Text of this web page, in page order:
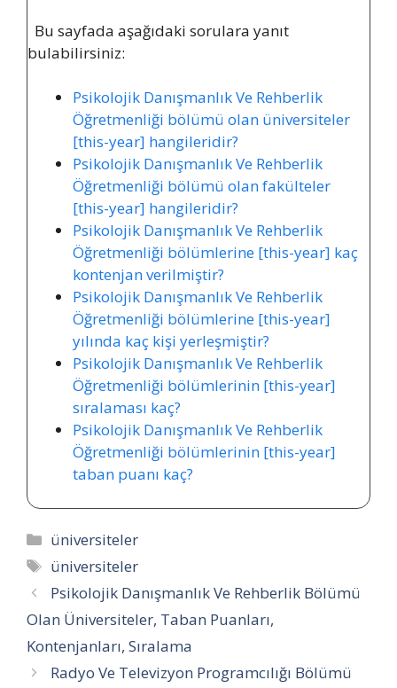
Bu sayfada aşağıdaki sorulara yanıt
bulabilirsiniz:
Psikolojik Danışmanlık Ve Rehberlik
Öğretmenliği bölümü olan üniversiteler
[this-year] hangileridir?
Psikolojik Danışmanlık Ve Rehberlik
Öğretmenliği bölümü olan fakülteler
[this-year] hangileridir?
Psikolojik Danışmanlık Ve Rehberlik
Öğretmenliği bölümlerine [this-year] kaç
kontenjan verilmiştir?
Psikolojik Danışmanlık Ve Rehberlik
Öğretmenliği bölümlerine [this-year]
yılında kaç kişi yerleşmiştir?
Psikolojik Danışmanlık Ve Rehberlik
Öğretmenliği bölümlerinin [this-year]
sıralaması kaç?
Psikolojik Danışmanlık Ve Rehberlik
Öğretmenliği bölümlerinin [this-year]
taban puanı kaç?
Kategoriler
üniversiteler
Etiketler
üniversiteler
Psikolojik Danışmanlık Ve Rehberlik Bölümü
Olan Üniversiteler, Taban Puanları,
Kontenjanları, Sıralama
Radyo Ve Televizyon Programcılığı Bölümü